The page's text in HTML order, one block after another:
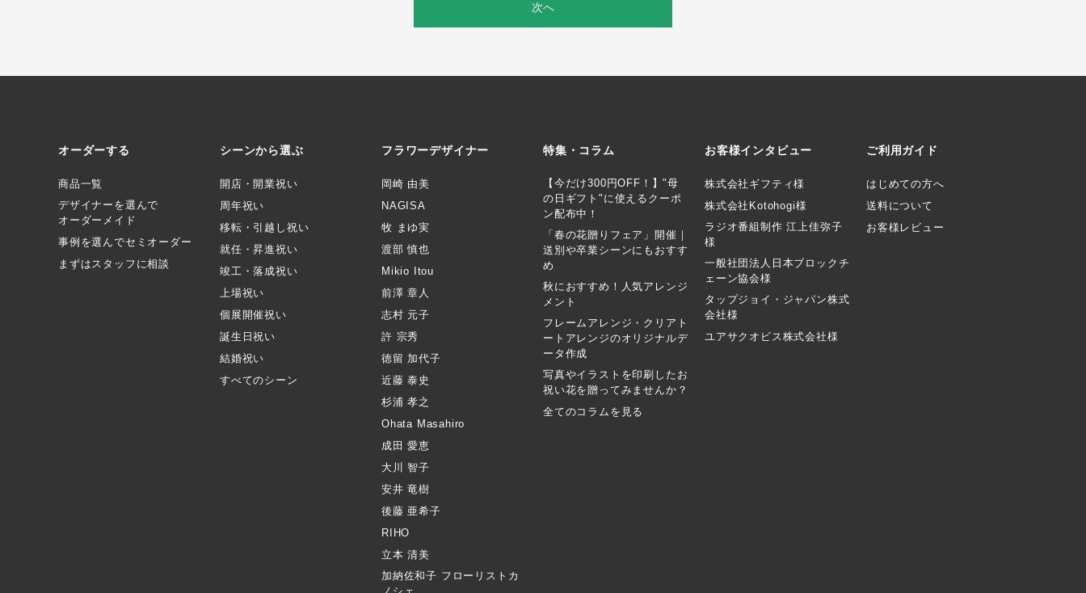
次へ
オーダーする
商品一覧
デザイナーを選んで
オーダーメイド
事例を選んでセミオーダー
まずはスタッフに相談
シーンから選ぶ
開店・開業祝い
周年祝い
移転・引越し祝い
就任・昇進祝い
竣工・落成祝い
上場祝い
個展開催祝い
誕生日祝い
結婚祝い
すべてのシーン
フラワーデザイナー
岡崎 由美
NAGISA
牧 まゆ実
渡部 慎也
Mikio Itou
前澤 章人
志村 元子
許 宗秀
徳留 加代子
近藤 泰史
杉浦 孝之
Ohata Masahiro
成田 愛恵
大川 智子
安井 竜樹
後藤 亜希子
RIHO
立本 清美
加納佐和子 フローリストカ
特集・コラム
【今だけ300円OFF！】"母
の日ギフト"に使えるクーポ
ン配布中！
「春の花贈りフェア」開催｜
送別や卒業シーンにもおすす
め
秋におすすめ！人気アレンジ
メント
フレームアレンジ・クリアト
ートアレンジのオリジナルデ
ータ作成
写真やイラストを印刷したお
祝い花を贈ってみませんか？
全てのコラムを見る
お客様インタビュー
株式会社ギフティ様
株式会社Kotohogi様
ラジオ番組制作 江上佳弥子
様
一般社団法人日本ブロックチ
ェーン協会様
タップジョイ・ジャパン株式
会社様
ユアサクオビス株式会社様
ご利用ガイド
はじめての方へ
送料について
お客様レビュー